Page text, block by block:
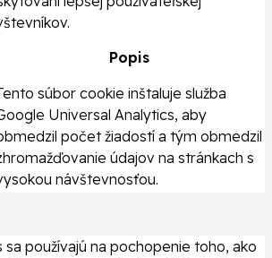
Popis
súbor cookie inštaluje služba
Universal Analytics, aby
počet žiadostí a tým obmedzil
údajov na stránkach s
návštevnosťou.
používajú na pochopenie toho, ako